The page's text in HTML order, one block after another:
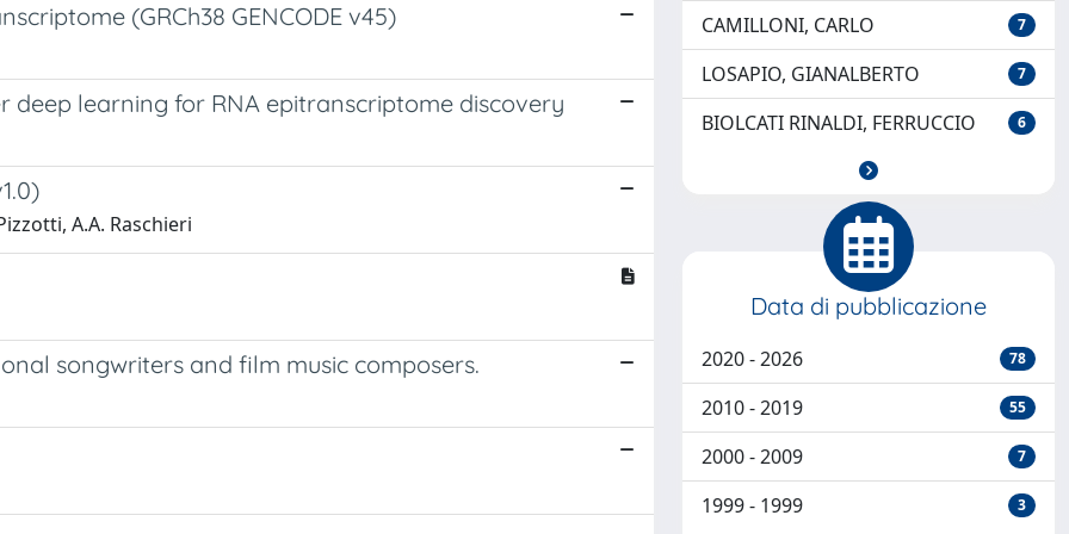
(GRCh38 GENCODE v45)
learning for RNA epitranscriptome discovery
A.A. Raschieri
songwriters and film music composers.
CAMILLONI, CARLO 7
LOSAPIO, GIANALBERTO 7
BIOLCATI RINALDI, FERRUCCIO 6
Data di pubblicazione
2020 - 2026 78
2010 - 2019 55
2000 - 2009 7
1999 - 1999 3